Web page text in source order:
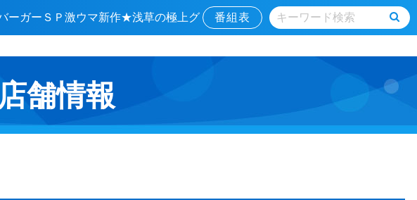
ガーＳＰ激ウマ新作★浅草の極上グ
番組表
店舗情報